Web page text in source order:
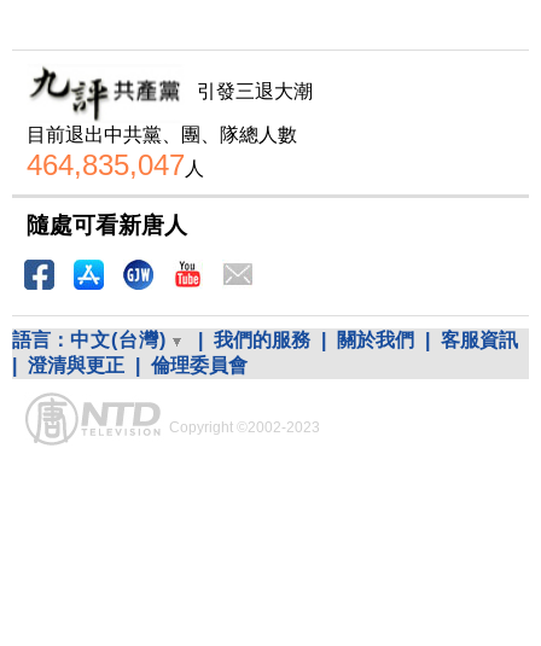
引發三退大潮
目前退出中共黨、團、隊總人數
464,835,047人
隨處可看新唐人
語言： 中文(台灣) 我們的服務 關於我們
客服資訊
澄清與更正 倫理委員會
Copyright ©2002-2023